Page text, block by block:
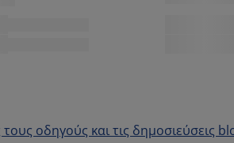
τους οδηγούς και τις δημοσιεύσεις